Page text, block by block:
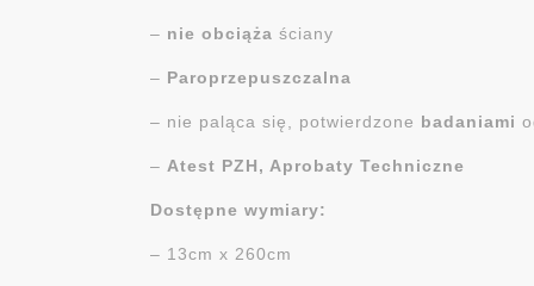
– nie obciąża ściany
– Paroprzepuszczalna
– nie paląca się, potwierdzone badaniami
– Atest PZH, Aprobaty Techniczne
Dostępne wymiary:
– 13cm x 260cm